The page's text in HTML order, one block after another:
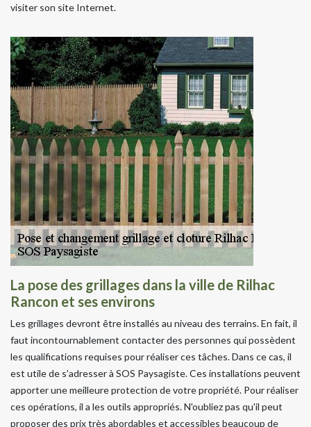
visiter son site Internet.
La pose des grillages dans la ville de Rilhac
Rancon et ses environs
Les grillages devront être installés au niveau des terrains. En fait, il
faut incontournablement contacter des personnes qui possèdent
les qualifications requises pour réaliser ces tâches. Dans ce cas, il
est utile de s'adresser à SOS Paysagiste. Ces installations peuvent
apporter une meilleure protection de votre propriété. Pour réaliser
ces opérations, il a les outils appropriés. N'oubliez pas qu'il peut
proposer des prix très abordables et accessibles beaucoup de